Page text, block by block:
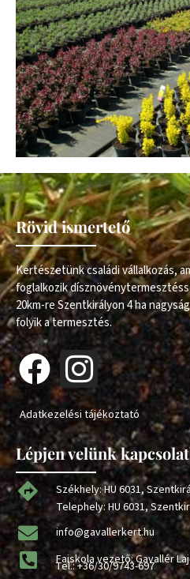
Rövid ismertető
Kertészetünk családi vállalkozás,
foglalkozik
20km-re Szentkirályon 4 ha
folyik a termesztés.
Adatkezelési tájékoztató
Lépjen velünk
Székhely: HU 6031,
Telephely: HU 6031,
info@gavallerkert.hu
Faiskola vezető: Gavallér
Tel.:+36/30/9743-697